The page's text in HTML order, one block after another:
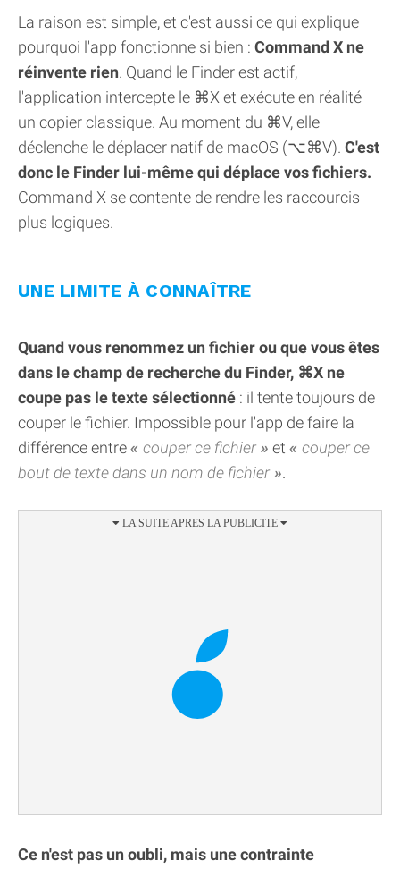
La raison est simple, et c'est aussi ce qui explique
pourquoi l'app fonctionne si bien : Command X ne
réinvente rien. Quand le Finder est actif,
l'application intercepte le ⌘X et exécute en réalité
un copier classique. Au moment du ⌘V, elle
déclenche le déplacer natif de macOS (⌥⌘V). C'est
donc le Finder lui-même qui déplace vos fichiers.
Command X se contente de rendre les raccourcis
plus logiques.
UNE LIMITE À CONNAÎTRE
Quand vous renommez un fichier ou que vous êtes
dans le champ de recherche du Finder, ⌘X ne
coupe pas le texte sélectionné : il tente toujours de
couper le fichier. Impossible pour l'app de faire la
différence entre
couper ce fichier et
couper ce
bout de texte dans un nom de fichier
.
Ce n'est pas un oubli, mais une contrainte